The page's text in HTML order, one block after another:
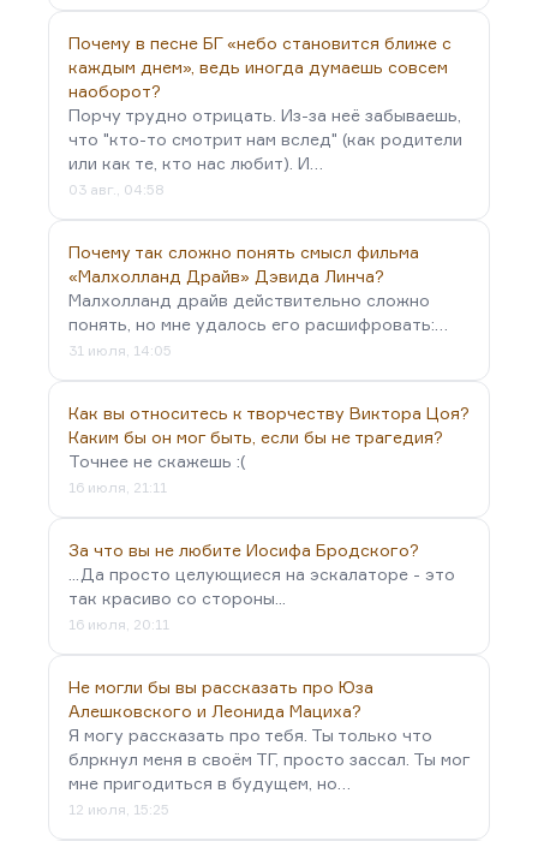
Невозможно адекватно перевести хорошо…
Почему в песне БГ «небо становится ближе с
каждым днем», ведь иногда думаешь совсем
наоборот?
Порчу трудно отрицать. Из-за неё забываешь,
что "кто-то смотрит нам вслед" (как родители
или как те, кто нас любит). И…
03 авг., 04:58
Почему так сложно понять смысл фильма
«Малхолланд Драйв» Дэвида Линча?
Малхолланд драйв действительно сложно
понять, но мне удалось его расшифровать:…
31 июля, 14:05
Как вы относитесь к творчеству Виктора Цоя?
Каким бы он мог быть, если бы не трагедия?
Точнее не скажешь :(
16 июля, 21:11
За что вы не любите Иосифа Бродского?
...Да просто целующиеся на эскалаторе - это
так красиво со стороны...
16 июля, 20:11
Не могли бы вы рассказать про Юза
Алешковского и Леонида Мациха?
Я могу рассказать про тебя. Ты только что
блркнул меня в своём ТГ, просто зассал. Ты мог
мне пригодиться в будущем, но…
12 июля, 15:25